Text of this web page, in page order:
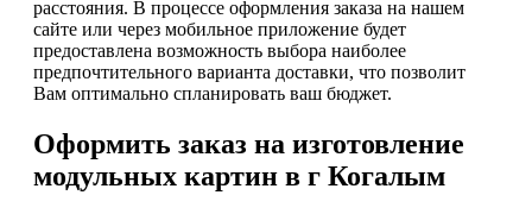
расстояния. В процессе оформления заказа на нашем
сайте или через мобильное приложение будет
предоставлена возможность выбора наиболее
предпочтительного варианта доставки, что позволит
Вам оптимально спланировать ваш бюджет.
Оформить заказ на изготовление
модульных картин в г Когалым